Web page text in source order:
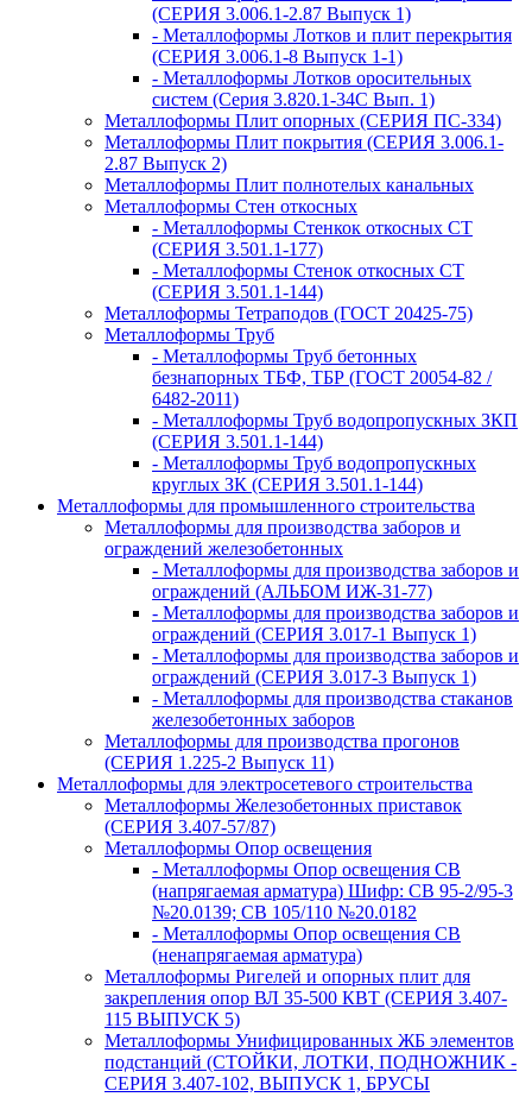
(СЕРИЯ 3.006.1-2.87 Выпуск 1)
- Металлоформы Лотков и плит перекрытия
(СЕРИЯ 3.006.1-8 Выпуск 1-1)
- Металлоформы Лотков оросительных
систем (Серия 3.820.1-34С Вып. 1)
Металлоформы Плит опорных (СЕРИЯ ПС-334)
Металлоформы Плит покрытия (СЕРИЯ 3.006.1-
2.87 Выпуск 2)
Металлоформы Плит полнотелых канальных
Металлоформы Стен откосных
- Металлоформы Стенкок откосных СТ
(СЕРИЯ 3.501.1-177)
- Металлоформы Стенок откосных СТ
(СЕРИЯ 3.501.1-144)
Металлоформы Тетраподов (ГОСТ 20425-75)
Металлоформы Труб
- Металлоформы Труб бетонных
безнапорных ТБФ, ТБР (ГОСТ 20054-82 /
6482-2011)
- Металлоформы Труб водопропускных ЗКП
(СЕРИЯ 3.501.1-144)
- Металлоформы Труб водопропускных
круглых ЗК (СЕРИЯ 3.501.1-144)
Металлоформы для промышленного строительства
Металлоформы для производства заборов и
ограждений железобетонных
- Металлоформы для производства заборов и
ограждений (АЛЬБОМ ИЖ-31-77)
- Металлоформы для производства заборов и
ограждений (СЕРИЯ 3.017-1 Выпуск 1)
- Металлоформы для производства заборов и
ограждений (СЕРИЯ 3.017-3 Выпуск 1)
- Металлоформы для производства стаканов
железобетонных заборов
Металлоформы для производства прогонов
(СЕРИЯ 1.225-2 Выпуск 11)
Металлоформы для электросетевого строительства
Металлоформы Железобетонных приставок
(СЕРИЯ 3.407-57/87)
Металлоформы Опор освещения
- Металлоформы Опор освещения СВ
(напрягаемая арматура) Шифр: СВ 95-2/95-3
№20.0139; СВ 105/110 №20.0182
- Металлоформы Опор освещения СВ
(ненапрягаемая арматура)
Металлоформы Ригелей и опорных плит для
закрепления опор ВЛ 35-500 КВТ (СЕРИЯ 3.407-
115 ВЫПУСК 5)
Металлоформы Унифицированных ЖБ элементов
подстанций (СТОЙКИ, ЛОТКИ, ПОДНОЖНИК -
СЕРИЯ 3.407-102, ВЫПУСК 1, БРУСЫ